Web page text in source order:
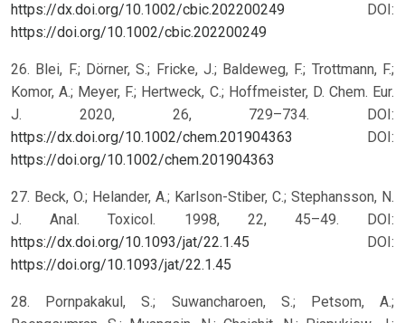
https://dx.doi.org/10.1002/cbic.202200249
DOI:
https://doi.org/10.1002/cbic.202200249
26. Blei, F.; Dörner, S.; Fricke, J.; Baldeweg, F.; Trottmann, F.;
Komor, A.; Meyer, F.; Hertweck, C.; Hoffmeister, D. Chem. Eur.
J. 2020, 26, 729–734. DOI:
https://dx.doi.org/10.1002/chem.201904363
DOI:
https://doi.org/10.1002/chem.201904363
27. Beck, O.; Helander, A.; Karlson-Stiber, C.; Stephansson, N.
J. Anal. Toxicol. 1998, 22, 45–49. DOI:
https://dx.doi.org/10.1093/jat/22.1.45
DOI:
https://doi.org/10.1093/jat/22.1.45
28. Pornpakakul, S.; Suwancharoen, S.; Petsom, A.;